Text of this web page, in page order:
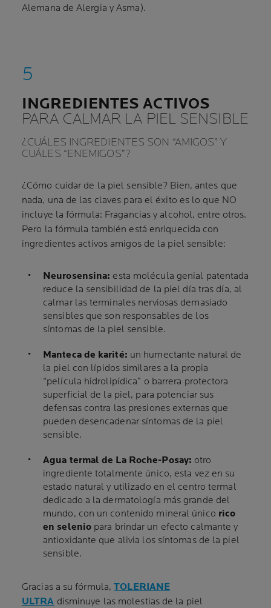
Alemana de Alergia y Asma).
INGREDIENTES ACTIVOS
PARA CALMAR LA PIEL SENSIBLE
¿CUÁLES INGREDIENTES SON “AMIGOS” Y
CUÁLES “ENEMIGOS”?
¿Cómo cuidar de la piel sensible? Bien, antes que
nada, una de las claves para el éxito es lo que NO
incluye la fórmula: Fragancias y alcohol, entre otros.
Pero la fórmula también está enriquecida con
ingredientes activos amigos de la piel sensible:
Neurosensina: esta molécula genial patentada
reduce la sensibilidad de la piel día tras día, al
calmar las terminales nerviosas demasiado
sensibles que son responsables de los
síntomas de la piel sensible.
Manteca de karité: un humectante natural de
la piel con lípidos similares a la propia
“película hidrolipídica” o barrera protectora
superficial de la piel, para potenciar sus
defensas contra las presiones externas que
pueden desencadenar síntomas de la piel
sensible.
Agua termal de La Roche-Posay: otro
ingrediente totalmente único, esta vez en su
estado natural y utilizado en el centro termal
dedicado a la dermatología más grande del
mundo, con un contenido mineral único rico
en selenio para brindar un efecto calmante y
antioxidante que alivia los síntomas de la piel
sensible.
Gracias a su fórmula,TOLERIANE
ULTRA disminuye las molestias de la piel